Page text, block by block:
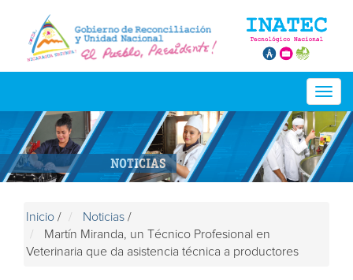
NOTICIAS
Inicio / Noticias /
Martín Miranda, un Técnico Profesional en
Veterinaria que da asistencia técnica a productores